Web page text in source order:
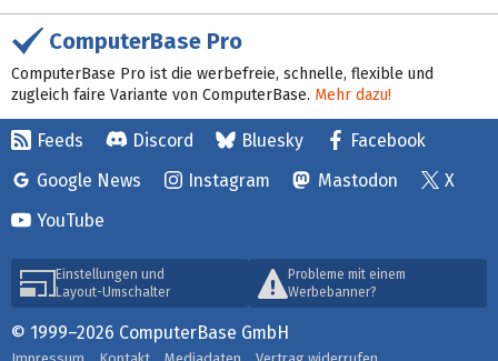
ComputerBase Pro
ComputerBase Pro ist die werbefreie, schnelle, flexible und
zugleich faire Variante von ComputerBase. Mehr dazu!
Feeds Discord Bluesky
Facebook
Google News
Instagram Mastodon
X
YouTube
Einstellungen und
Layout-Umschalter
Probleme mit einem
Werbebanner?
© 1999–2026 ComputerBase GmbH